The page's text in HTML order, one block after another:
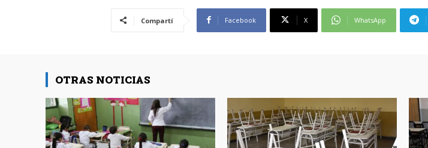
Compartí Facebook X WhatsApp
OTRAS NOTICIAS